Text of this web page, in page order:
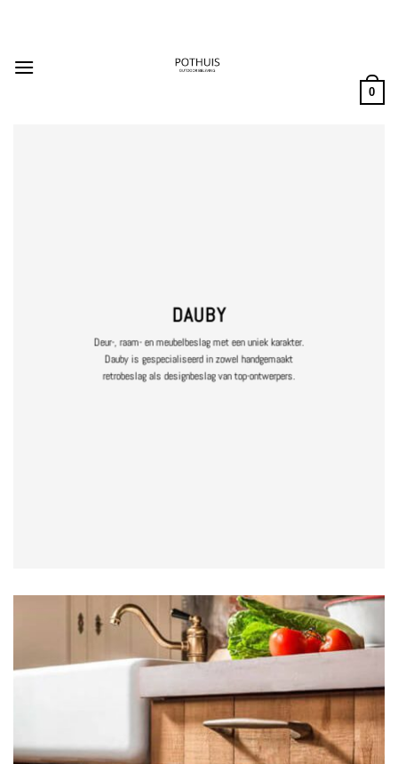
0
DAUBY
Deur-, raam- en meubelbeslag met een uniek karakter.
Dauby is gespecialiseerd in zowel handgemaakt
retrobeslag als designbeslag van top-ontwerpers.